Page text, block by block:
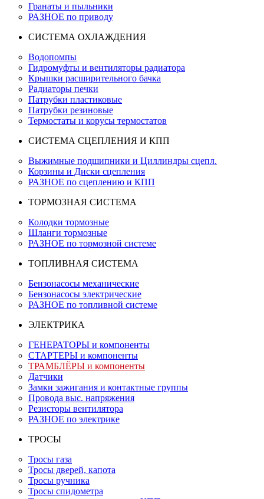
Гранаты и пыльники
РАЗНОЕ по приводу
СИСТЕМА ОХЛАЖДЕНИЯ
Водопомпы
Гидромуфты и вентиляторы радиатора
Крышки расширительного бачка
Радиаторы печки
Патрубки пластиковые
Патрубки резиновые
Термостаты и корусы термостатов
СИСТЕМА СЦЕПЛЕНИЯ И КПП
Выжимные подшипники и Циллиндры сцепл.
Корзины и Диски сцепления
РАЗНОЕ по сцеплению и КПП
ТОРМОЗНАЯ СИСТЕМА
Колодки тормозные
Шланги тормозные
РАЗНОЕ по тормозной системе
ТОПЛИВНАЯ СИСТЕМА
Бензонасосы механические
Бензонасосы электрические
РАЗНОЕ по топливной системе
ЭЛЕКТРИКА
ГЕНЕРАТОРЫ и компоненты
СТАРТЕРЫ и компоненты
ТРАМБЛЁРЫ и компоненты
Датчики
Замки зажигания и контактные группы
Провода выс. напряжения
Резисторы вентилятора
РАЗНОЕ по электрике
ТРОСЫ
Тросы газа
Тросы дверей, капота
Тросы ручника
Тросы спидометра